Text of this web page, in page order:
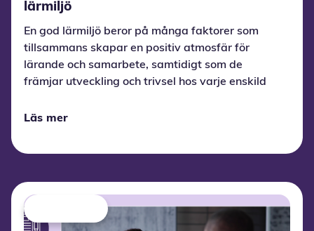
lärmiljö
En god lärmiljö beror på många faktorer som
tillsammans skapar en positiv atmosfär för
lärande och samarbete, samtidigt som de
främjar utveckling och trivsel hos varje enskild
Läs mer